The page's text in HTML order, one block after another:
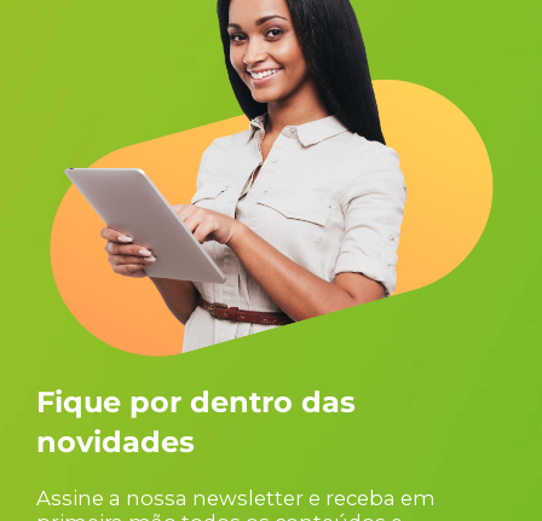
Fique por dentro das
novidades
Assine a nossa newsletter e receba em